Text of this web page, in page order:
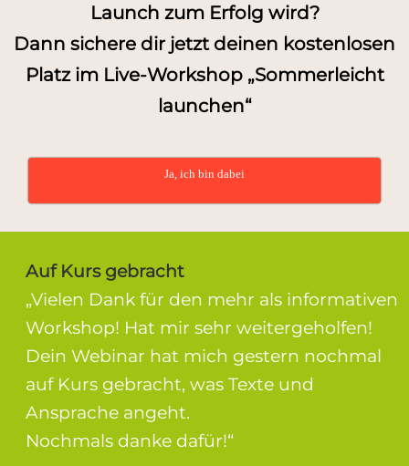
Launch zum Erfolg wird?
Dann sichere dir jetzt deinen kostenlosen
Platz im Live-Workshop „Sommerleicht
launchen“
Ja, ich bin dabei
Auf Kurs gebracht
„Vielen Dank für den mehr als informativen
Workshop! Hat mir sehr weitergeholfen!
Dein Webinar hat mich gestern nochmal
auf Kurs gebracht, was Texte und
Ansprache angeht.
Nochmals danke dafür!“